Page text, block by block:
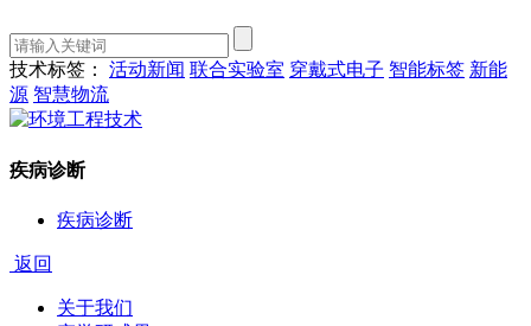
技术标签： 活动新闻 联合实验室 穿戴式电子 智能标签 新能
源 智慧物流
疾病诊断
疾病诊断
返回
关于我们